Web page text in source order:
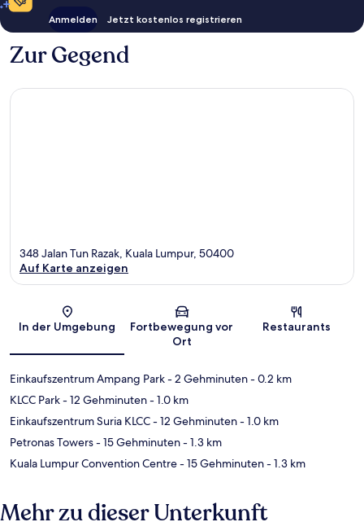
Anmelden Jetzt kostenlos registrieren
Zur Gegend
Karte
348 Jalan Tun Razak, Kuala Lumpur, 50400
Auf Karte anzeigen
In der Umgebung
Fortbewegung vor
Ort
Restaurants
Einkaufszentrum Ampang Park- 2 Gehminuten- 0.2 km
KLCC Park- 12 Gehminuten- 1.0 km
Einkaufszentrum Suria KLCC- 12 Gehminuten- 1.0 km
Petronas Towers- 15 Gehminuten- 1.3 km
Kuala Lumpur Convention Centre- 15 Gehminuten- 1.3 km
Mehr zu dieser Unterkunft